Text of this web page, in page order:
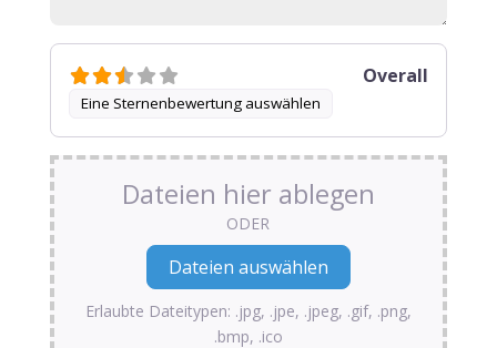
Eine Sternenbewertung auswählen
Overall
Dateien hier ablegen
ODER
Erlaubte Dateitypen: .jpg, .jpe, .jpeg, .gif, .png,
.bmp, .ico